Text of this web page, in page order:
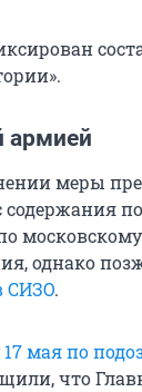
армией
меры
однако
СИЗО.
мая по
что